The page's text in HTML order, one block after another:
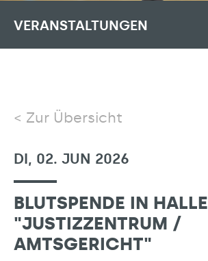
VERANSTALTUNGEN
Zur Übersicht
DI, 02. JUN 2026
BLUTSPENDE IN HALLE
"JUSTIZZENTRUM /
AMTSGERICHT"